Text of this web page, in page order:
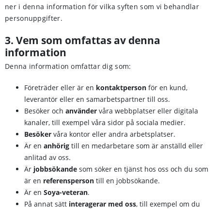
ner i denna information för vilka syften som vi behandlar
personuppgifter.
3. Vem som omfattas av denna
information
Denna information omfattar dig som:
Företräder eller är en kontaktperson för en kund,
leverantör eller en samarbetspartner till oss.
Besöker och använder våra webbplatser eller digitala
kanaler, till exempel våra sidor på sociala medier.
Besöker våra kontor eller andra arbetsplatser.
Är en anhörig till en medarbetare som är anställd eller
anlitad av oss.
Är jobbsökande som söker en tjänst hos oss och du som
är en referensperson till en jobbsökande.
Är en Soya-veteran.
På annat sätt interagerar med oss, till exempel om du